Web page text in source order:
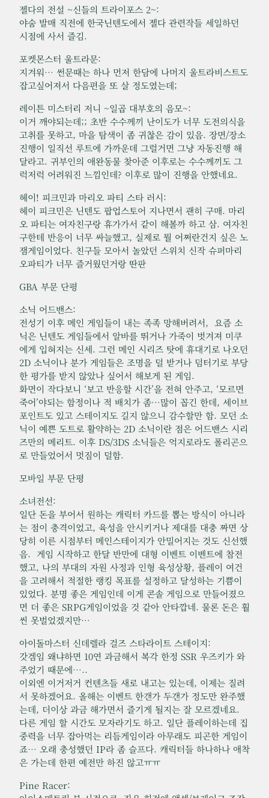
젤다의 전설 ~신들의 트라이포스 2~:
야숨 발매 직전에 한국닌텐도에서 젤다 관련작들 세일하던
시점에 사서 즐김.
포켓몬스터 울트라문:
지겨워… 썬문때는 하나 먼저 한담에 나머지 울트라비스트도
잡고싶어져서 다음편을 또 살 정도였는데;
레이튼 미스터리 저니 ~일곱 대부호의 음모~:
이거 깨야되는데;; 초반 수수께끼 난이도가 너무 도전의식을
고취를 못하고, 마을 탐색이 좀 귀찮은 감이 있음. 장면/장소
진행이 일직선 루트에 가까운데 그럴거면 그냥 자동진행 해
달라고. 귀부인의 애완동물 찾아준 이후로는 수수께끼도 그
럭저럭 어려워진 느낌인데? 이후로 많이 진행을 안했네요.
헤이! 피크민과 마리오 파티 스타 러시:
헤이 피크민은 닌텐도 팝업스토어 지나면서 괜히 구매. 마리
오 파티는 여자친구랑 휴가가서 같이 해볼까 하고 삼. 여자친
구한테 반응이 너무 싸늘했고, 실제로 뭘 어쩌란건지 싶은 노
잼게임이었다. 친구들 모아서 놀았던 스위치 신작 슈퍼마리
오파티가 너무 즐거웠던거랑 딴판
GBA 부문 단평
소닉 어드밴스:
전성기 이후 메인 게임들이 내는 족족 망해버려서, 요즘 소
닉은 닌텐도 게임들에서 알바를 뛰거나 가죽이 벗겨져 미쿠
에게 입혀지는 신세. 그런 메인 시리즈 탓에 휴대기로 나오던
2D 소닉이나 분가 게임들은 조명을 덜 받거나 덤터기로 부당
한 평가를 받지 않았나 싶어서 해보게 된 게임.
화면이 작다보니 ‘보고 반응할 시간’을 전혀 안주고, ‘모르면
죽어’야되는 함정이나 적 배치가 좀…많이 꼽긴 한데, 세이브
포인트도 있고 스테이지도 길지 않으니 감수할만 함. 모던 소
닉이 예쁜 도트로 활약하는 2D 소닉이란 점은 어드밴스 시리
즈만의 메리트. 이후 DS/3DS 소닉들은 억지로라도 폴리곤으
로 만들었어서 멋짐이 덜함.
모바일 부문 단평
소녀전선:
일단 돈을 부어서 원하는 캐릭터 카드를 뽑는 방식이 아니라
는 점이 충격이었고, 육성을 안시키거나 제대를 대충 짜면 상
당히 이른 시점부터 메인스테이지가 안밀어지는 것도 신선했
음. 게임 시작하고 한달 반만에 대형 이벤트 이벤트에 참전
했고, 나의 부대의 자원 사정과 인형 육성상황, 플레이 여건
을 고려해서 적절한 랭킹 목표를 설정하고 달성하는 기쁨이
있었다. 분명 좋은 게임인데 이게 콘솔 게임으로 만들어졌으
면 더 좋은 SRPG게임이었을 것 같아 안타깝네. 물론 돈은 훨
씬 못벌었겠지만…
아이돌마스터 신데렐라 걸즈 스타라이트 스테이지:
갓겜임 왜냐하면 10연 과금해서 복각 한정 SSR 우즈키가 와
주었기 때문에…..
이외엔 이거저거 컨텐츠들 새로 내고는 있는데, 이제는 질려
서 못하겠어요. 올해는 이벤트 한갠가 두갠가 정도만 완주했
는데, 더이상 과금 해가면서 즐기게 될지는 잘 모르겠네요.
다른 게임 할 시간도 모자라기도 하고. 일단 플레이하는데 집
중력을 너무 잡아먹는 리듬게임이라 아무래도 피곤한 게임이
죠… 오래 충성했던 IP라 좀 슬프다. 캐릭터들 하나하나 애착
은 가는데 한편 예전만 하진 않고ㅠㅠ
Pine Racer: